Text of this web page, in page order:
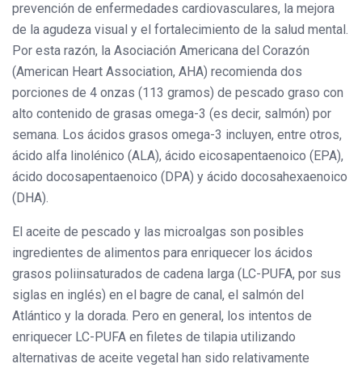
prevención de enfermedades cardiovasculares, la mejora
de la agudeza visual y el fortalecimiento de la salud mental.
Por esta razón, la Asociación Americana del Corazón
(American Heart Association, AHA) recomienda dos
porciones de 4 onzas (113 gramos) de pescado graso con
alto contenido de grasas omega-3 (es decir, salmón) por
semana. Los ácidos grasos omega-3 incluyen, entre otros,
ácido alfa linolénico (ALA), ácido eicosapentaenoico (EPA),
ácido docosapentaenoico (DPA) y ácido docosahexaenoico
(DHA).
El aceite de pescado y las microalgas son posibles
ingredientes de alimentos para enriquecer los ácidos
grasos poliinsaturados de cadena larga (LC-PUFA, por sus
siglas en inglés) en el bagre de canal, el salmón del
Atlántico y la dorada. Pero en general, los intentos de
enriquecer LC-PUFA en filetes de tilapia utilizando
alternativas de aceite vegetal han sido relativamente